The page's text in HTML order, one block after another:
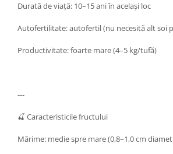
Durată de viață: 10–15 ani în același loc
Autofertilitate: autofertil (nu necesită alt soi
Productivitate: foarte mare (4–5 kg/tufă)
---
🍒 Caracteristicile fructului
Mărime: medie spre mare (0,8–1,0 cm